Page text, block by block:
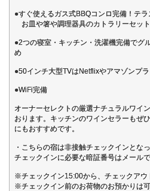
●すぐ使えるガス式BBQコンロ完備！テ
お皿や箸や調理器具のカトラリーセッ
●2つの寝室・キッチン・洗濯機完備でグ
め
●50インチ大型TVはNetflixやアマゾンプ
●WiFi完備
オーナーセレクトの厳選ナチュラルワイ
おります。キッチンのワインセラーもぜ
にもおすすめです。
・こちらの宿は非接触チェックインとな
チェックインに必要な暗証番号はメール
※チェックイン15:00から、チェックアウ
※チェックイン前のお荷物のお預かりは